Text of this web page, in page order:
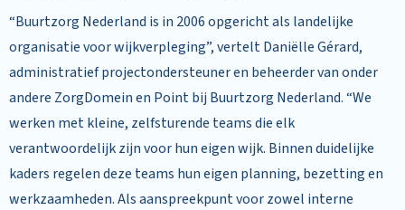
“Buurtzorg Nederland is in 2006 opgericht als landelijke
organisatie voor wijkverpleging”, vertelt Daniëlle Gérard,
administratief projectondersteuner en beheerder van onder
andere ZorgDomein en Point bij Buurtzorg Nederland. “We
werken met kleine, zelfsturende teams die elk
verantwoordelijk zijn voor hun eigen wijk. Binnen duidelijke
kaders regelen deze teams hun eigen planning, bezetting en
werkzaamheden. Als aanspreekpunt voor zowel interne